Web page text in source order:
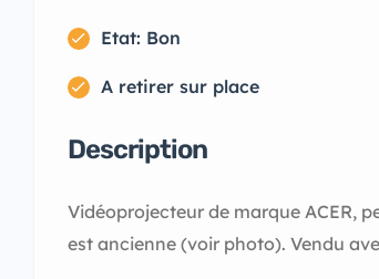
Etat: Bon
A retirer sur place
Description
Vidéoprojecteur de marque ACER,
est ancienne (voir photo). Vendu